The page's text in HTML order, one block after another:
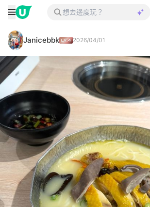
Janicebbk 2026/04/01